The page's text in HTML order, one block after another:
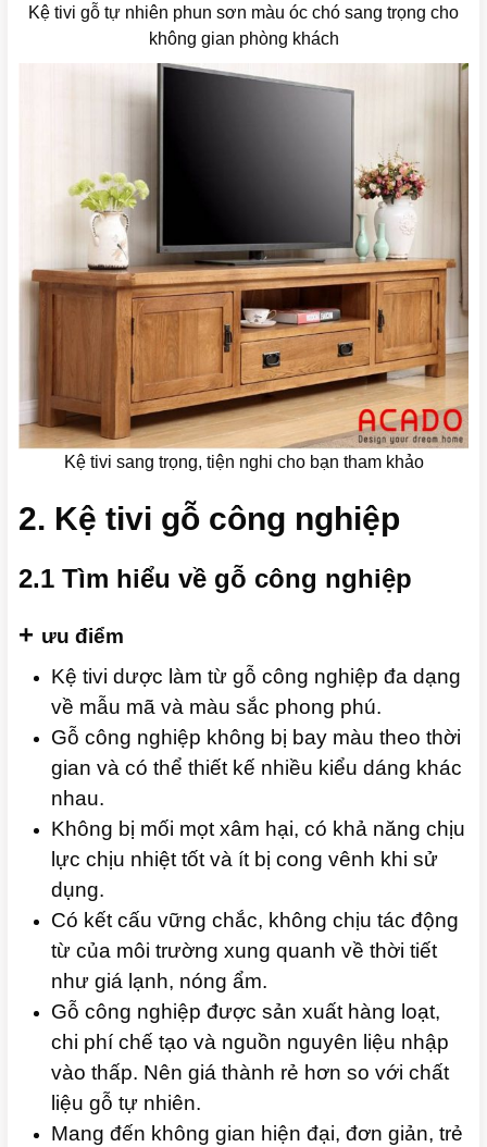
Kệ tivi gỗ tự nhiên phun sơn màu óc chó sang trọng cho
không gian phòng khách
Kệ tivi sang trọng, tiện nghi cho bạn tham khảo
2. Kệ tivi gỗ công nghiệp
2.1 Tìm hiểu về gỗ công nghiệp
+ ưu điểm
Kệ tivi dược làm từ gỗ công nghiệp đa dạng
về mẫu mã và màu sắc phong phú.
Gỗ công nghiệp không bị bay màu theo thời
gian và có thể thiết kế nhiều kiểu dáng khác
nhau.
Không bị mối mọt xâm hại, có khả năng chịu
lực chịu nhiệt tốt và ít bị cong vênh khi sử
dụng.
Có kết cấu vững chắc, không chịu tác động
từ của môi trường xung quanh về thời tiết
như giá lạnh, nóng ẩm.
Gỗ công nghiệp được sản xuất hàng loạt,
chi phí chế tạo và nguồn nguyên liệu nhập
vào thấp. Nên giá thành rẻ hơn so với chất
liệu gỗ tự nhiên.
Mang đến không gian hiện đại, đơn giản, trẻ